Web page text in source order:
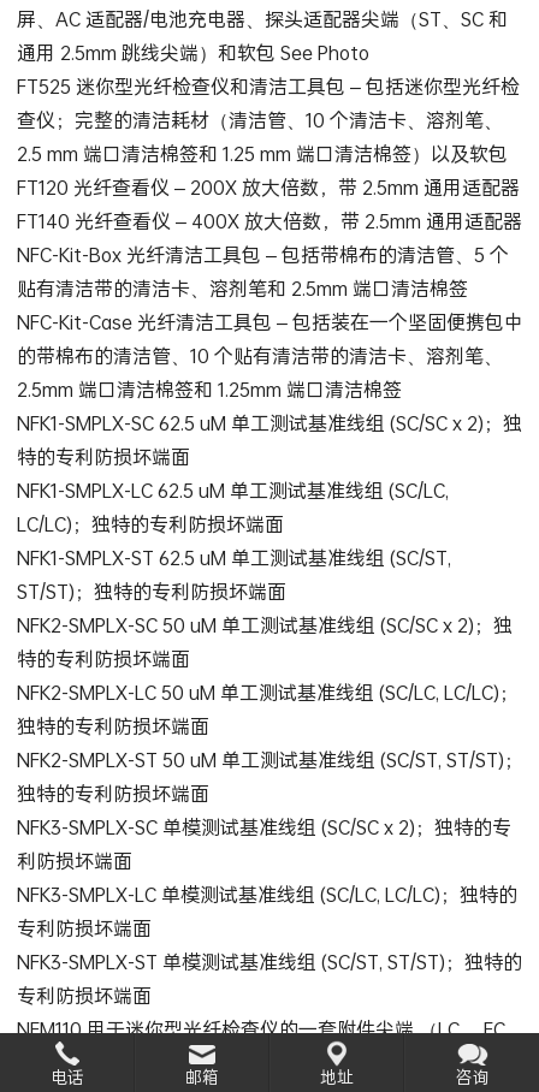
屏、AC 适配器/电池充电器、探头适配器尖端（ST、SC 和
通用 2.5mm 跳线尖端）和软包 See Photo
FT525 迷你型光纤检查仪和清洁工具包 – 包括迷你型光纤检
查仪；完整的清洁耗材（清洁管、10 个清洁卡、溶剂笔、
2.5 mm 端口清洁棉签和 1.25 mm 端口清洁棉签）以及软包
FT120 光纤查看仪 – 200X 放大倍数，带 2.5mm 通用适配器
FT140 光纤查看仪 – 400X 放大倍数，带 2.5mm 通用适配器
NFC-Kit-Box 光纤清洁工具包 – 包括带棉布的清洁管、5 个
贴有清洁带的清洁卡、溶剂笔和 2.5mm 端口清洁棉签
NFC-Kit-Case 光纤清洁工具包 – 包括装在一个坚固便携包中
的带棉布的清洁管、10 个贴有清洁带的清洁卡、溶剂笔、
2.5mm 端口清洁棉签和 1.25mm 端口清洁棉签
NFK1-SMPLX-SC 62.5 uM 单工测试基准线组 (SC/SC x 2)；独
特的专利防损坏端面
NFK1-SMPLX-LC 62.5 uM 单工测试基准线组 (SC/LC,
LC/LC)；独特的专利防损坏端面
NFK1-SMPLX-ST 62.5 uM 单工测试基准线组 (SC/ST,
ST/ST)；独特的专利防损坏端面
NFK2-SMPLX-SC 50 uM 单工测试基准线组 (SC/SC x 2)；独
特的专利防损坏端面
NFK2-SMPLX-LC 50 uM 单工测试基准线组 (SC/LC, LC/LC)；
独特的专利防损坏端面
NFK2-SMPLX-ST 50 uM 单工测试基准线组 (SC/ST, ST/ST)；
独特的专利防损坏端面
NFK3-SMPLX-SC 单模测试基准线组 (SC/SC x 2)；独特的专
利防损坏端面
NFK3-SMPLX-LC 单模测试基准线组 (SC/LC, LC/LC)；独特的
专利防损坏端面
NFK3-SMPLX-ST 单模测试基准线组 (SC/ST, ST/ST)；独特的
专利防损坏端面
NFM110 用于迷你型光纤检查仪的一套附件尖端 （LC、 FC
和 1.25mm 通用型） See Photo
电话 邮箱 地址 咨询